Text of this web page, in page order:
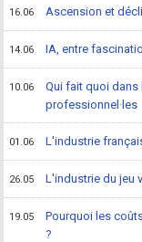
16.06 Ascension et
14.06 IA, entre
10.06
Qui fait quoi
professionnel·les
01.06 L'industrie
26.05 L'industrie du jeu
19.05
Pourquoi les
?